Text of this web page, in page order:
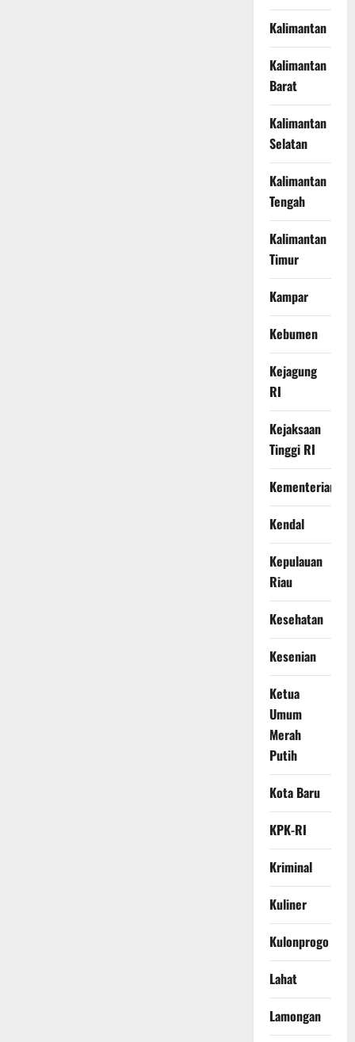
Kalimantan
Kalimantan
Barat
Kalimantan
Selatan
Kalimantan
Tengah
Kalimantan
Timur
Kampar
Kebumen
Kejagung
RI
Kejaksaan
Tinggi RI
Kementerian
Kendal
Kepulauan
Riau
Kesehatan
Kesenian
Ketua
Umum
Merah
Putih
Kota Baru
KPK-RI
Kriminal
Kuliner
Kulonprogo
Lahat
Lamongan